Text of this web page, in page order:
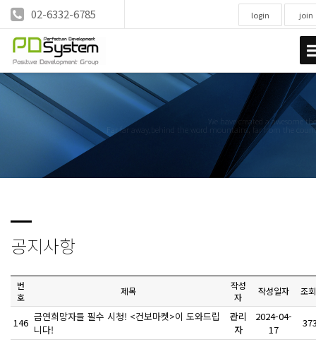
02-6332-6785 login join
We have created a awesome
Far far away,behind the word mountains, far from the
공지사항
번
호
제목
작성
자
작성일자 조
146 금연희망자들 필수 시청! <건보마켓>이 도와드립
니다!
관리
자
2024-04-
17